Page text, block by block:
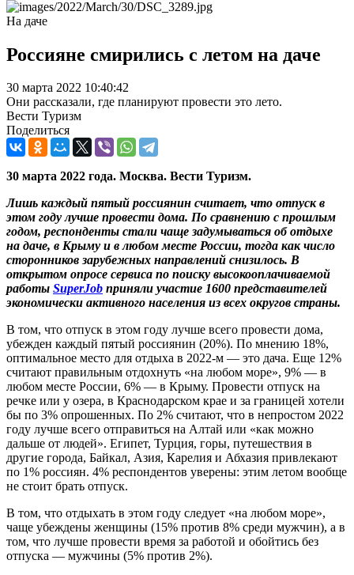
На даче
Россияне смирились с летом на даче
30 марта 2022 10:40:42
Они рассказали, где планируют провести это лето.
Вести Туризм
Поделиться
30 марта 2022 года. Москва. Вести Туризм.
Лишь каждый пятый россиянин считает, что отпуск в
этом году лучше провести дома. По сравнению с прошлым
годом, респонденты стали чаще задумываться об отдыхе
на даче, в Крыму и в любом месте России, тогда как число
сторонников зарубежных направлений снизилось. В
открытом опросе сервиса по поиску высокооплачиваемой
работы SuperJob приняли участие 1600 представителей
экономически активного населения из всех округов страны.
В том, что отпуск в этом году лучше всего провести дома,
убежден каждый пятый россиянин (20%). По мнению 18%,
оптимальное место для отдыха в 2022-м — это дача. Еще 12%
считают правильным отдохнуть «на любом море», 9% — в
любом месте России, 6% — в Крыму. Провести отпуск на
речке или у озера, в Краснодарском крае и за границей хотели
бы по 3% опрошенных. По 2% считают, что в непростом 2022
году лучше всего отправиться на Алтай или «как можно
дальше от людей». Египет, Турция, горы, путешествия в
другие города, Байкал, Азия, Карелия и Абхазия привлекают
по 1% россиян. 4% респондентов уверены: этим летом вообще
не стоит брать отпуск.
В том, что отдыхать в этом году следует «на любом море»,
чаще убеждены женщины (15% против 8% среди мужчин), а в
том, что лучше провести время за работой и обойтись без
отпуска — мужчины (5% против 2%).